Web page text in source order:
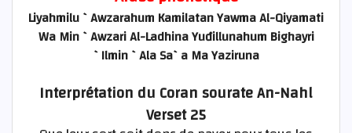
Liyahmilu `Awzarahum Kamilatan Yawma Al-Qiyamati
Wa Min `Awzari Al-Ladhina Yuđillunahum Bighayri
`Ilmin `Ala Sa`a Ma Yaziruna
Interprétation du Coran sourate An-Nahl
Verset 25